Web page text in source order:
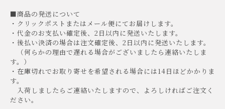
■商品の発送について
・クリックポストまたはメール便にてお届けします。
・代金のお支払い確定後、2日以内に発送いたします。
・後払い決済の場合は注文確定後、2日以内に発送いたします。
（何らかの理由で遅れる場合がございましたら連絡いたしま
す。）
・在庫切れでお取り寄せを希望される場合には14日ほどかかりま
す。
入荷しましたらご連絡いたしますので、よろしければご注文く
ださい。